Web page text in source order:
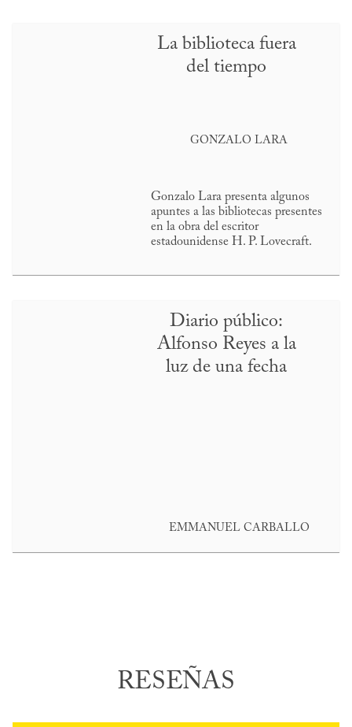
La biblioteca fuera
del tiempo
GONZALO LARA
Gonzalo Lara presenta algunos
apuntes a las bibliotecas presentes
en la obra del escritor
estadounidense H. P. Lovecraft.
Diario público:
Alfonso Reyes a la
luz de una fecha
EMMANUEL CARBALLO
RESEÑAS